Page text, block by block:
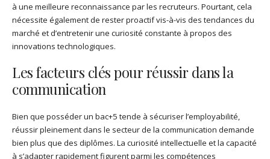
à une meilleure reconnaissance par les recruteurs. Pourtant, cela
nécessite également de rester proactif vis-à-vis des tendances du
marché et d’entretenir une curiosité constante à propos des
innovations technologiques.
Les facteurs clés pour réussir dans la
communication
Bien que posséder un bac+5 tende à sécuriser l’employabilité,
réussir pleinement dans le secteur de la communication demande
bien plus que des diplômes. La curiosité intellectuelle et la capacité
à s’adapter rapidement figurent parmi les compétences